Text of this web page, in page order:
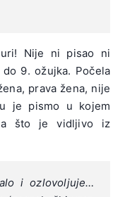
Nije ni pisao ni
9. ožujka. Počela
prava žena, nije
je pismo u kojem
što je vidljivo iz
i ozlovoljuje…